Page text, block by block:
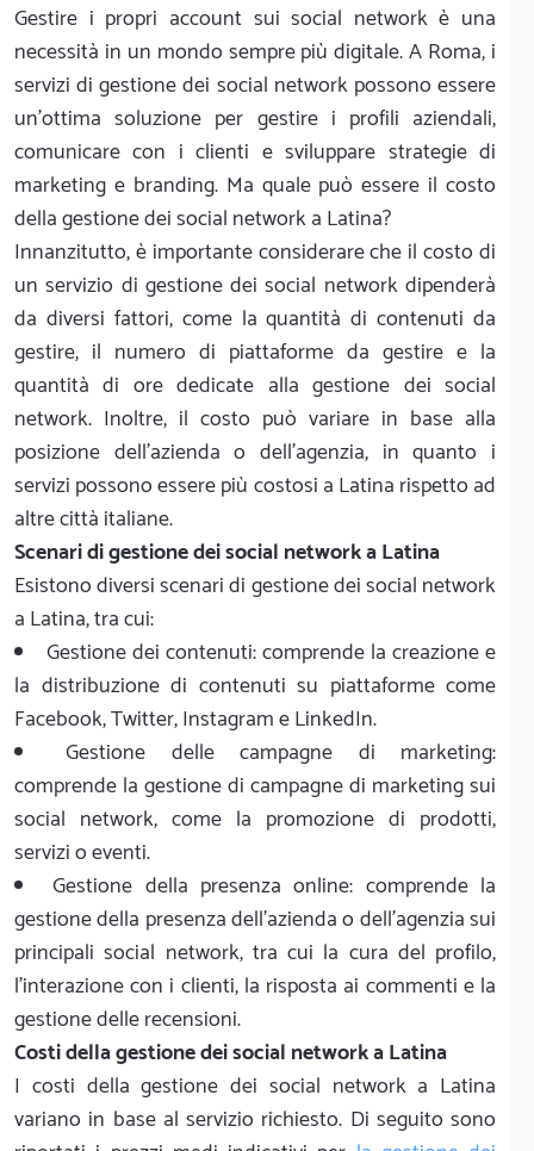
Gestire i propri account sui social network è una
necessità in un mondo sempre più digitale. A Roma, i
servizi di gestione dei social network possono essere
un'ottima soluzione per gestire i profili aziendali,
comunicare con i clienti e sviluppare strategie di
marketing e branding. Ma quale può essere il costo
della gestione dei social network a Latina?
Innanzitutto, è importante considerare che il costo di
un servizio di gestione dei social network dipenderà
da diversi fattori, come la quantità di contenuti da
gestire, il numero di piattaforme da gestire e la
quantità di ore dedicate alla gestione dei social
network. Inoltre, il costo può variare in base alla
posizione dell'azienda o dell'agenzia, in quanto i
servizi possono essere più costosi a Latina rispetto ad
altre città italiane.
Scenari di gestione dei social network a Latina
Esistono diversi scenari di gestione dei social network
a Latina, tra cui:
Gestione dei contenuti: comprende la creazione e
la distribuzione di contenuti su piattaforme come
Facebook, Twitter, Instagram e LinkedIn.
Gestione delle campagne di marketing:
comprende la gestione di campagne di marketing sui
social network, come la promozione di prodotti,
servizi o eventi.
Gestione della presenza online: comprende la
gestione della presenza dell'azienda o dell'agenzia sui
principali social network, tra cui la cura del profilo,
l'interazione con i clienti, la risposta ai commenti e la
gestione delle recensioni.
Costi della gestione dei social network a Latina
I costi della gestione dei social network a Latina
variano in base al servizio richiesto. Di seguito sono